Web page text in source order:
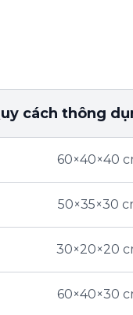
cách thông
60×40×40
50×35×30
30×20×20
60×40×30